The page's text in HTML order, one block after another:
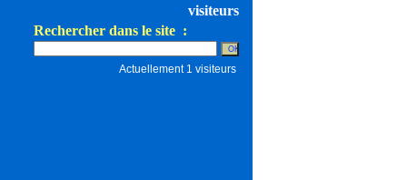
visiteurs
Rechercher dans le site :
Actuellement 1 visiteurs